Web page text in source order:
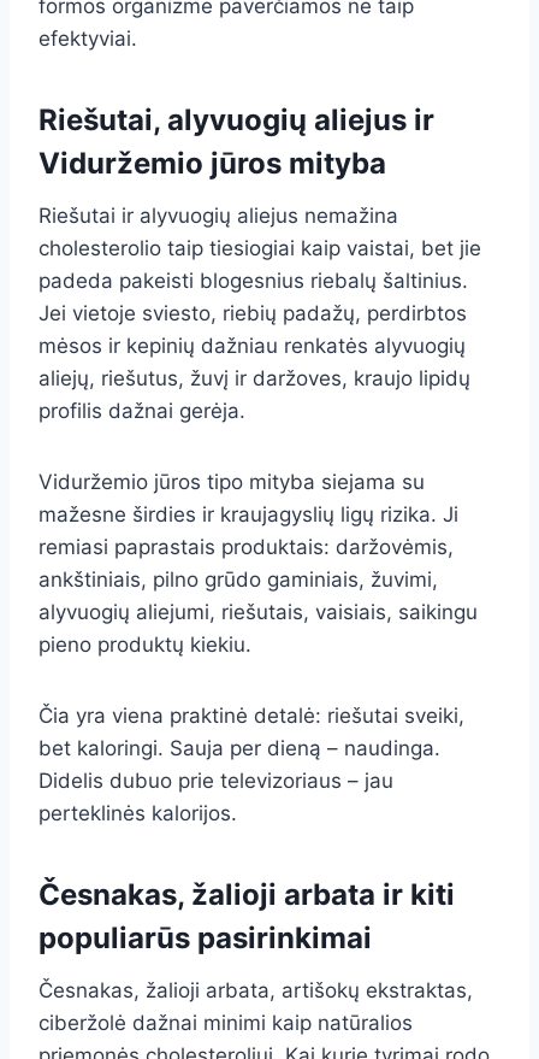
formos organizme paverčiamos ne taip
efektyviai.
Riešutai, alyvuogių aliejus ir
Viduržemio jūros mityba
Riešutai ir alyvuogių aliejus nemažina
cholesterolio taip tiesiogiai kaip vaistai, bet jie
padeda pakeisti blogesnius riebalų šaltinius.
Jei vietoje sviesto, riebių padažų, perdirbtos
mėsos ir kepinių dažniau renkatės alyvuogių
aliejų, riešutus, žuvį ir daržoves, kraujo lipidų
profilis dažnai gerėja.
Viduržemio jūros tipo mityba siejama su
mažesne širdies ir kraujagyslių ligų rizika. Ji
remiasi paprastais produktais: daržovėmis,
ankštiniais, pilno grūdo gaminiais, žuvimi,
alyvuogių aliejumi, riešutais, vaisiais, saikingu
pieno produktų kiekiu.
Čia yra viena praktinė detalė: riešutai sveiki,
bet kaloringi. Sauja per dieną – naudinga.
Didelis dubuo prie televizoriaus – jau
perteklinės kalorijos.
Česnakas, žalioji arbata ir kiti
populiarūs pasirinkimai
Česnakas, žalioji arbata, artišokų ekstraktas,
ciberžolė dažnai minimi kaip natūralios